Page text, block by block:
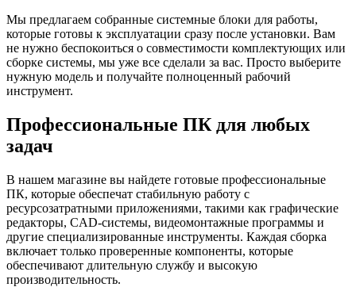
Мы предлагаем собранные системные блоки для работы,
которые готовы к эксплуатации сразу после установки. Вам
не нужно беспокоиться о совместимости комплектующих или
сборке системы, мы уже все сделали за вас. Просто выберите
нужную модель и получайте полноценный рабочий
инструмент.
Профессиональные ПК для любых
задач
В нашем магазине вы найдете готовые профессиональные
ПК, которые обеспечат стабильную работу с
ресурсозатратными приложениями, такими как графические
редакторы, CAD-системы, видеомонтажные программы и
другие специализированные инструменты. Каждая сборка
включает только проверенные компоненты, которые
обеспечивают длительную службу и высокую
производительность.